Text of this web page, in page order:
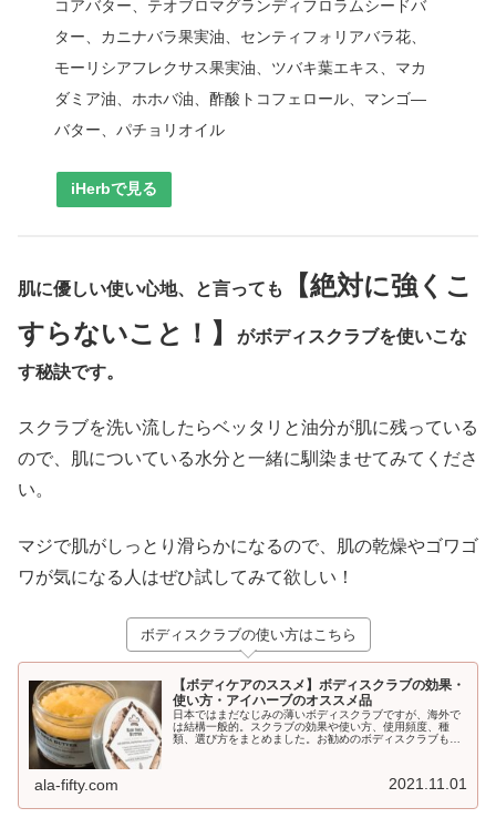
コアバター、テオブロマグランディフロラムシードバ
ター、カニナバラ果実油、センティフォリアバラ花、
モーリシアフレクサス果実油、ツバキ葉エキス、マカ
ダミア油、ホホバ油、酢酸トコフェロール、マンゴ―
バター、パチョリオイル
iHerbで見る
肌に優しい使い心地、と言っても
【絶対に強くこ
すらないこと！】
がボディスクラブを使いこな
す秘訣です。
スクラブを洗い流したらベッタリと油分が肌に残っている
ので、肌についている水分と一緒に馴染ませてみてくださ
い。
マジで肌がしっとり滑らかになるので、肌の乾燥やゴワゴ
ワが気になる人はぜひ試してみて欲しい！
ボディスクラブの使い方はこちら
【ボディケアのススメ】ボディスクラブの効果・
使い方・アイハーブのオススメ品
日本ではまだなじみの薄いボディスクラブですが、海外で
は結構一般的。スクラブの効果や使い方、使用頻度、種
類、選び方をまとめました。お勧めのボディスクラブも紹
ala-fifty.com 2021.11.01